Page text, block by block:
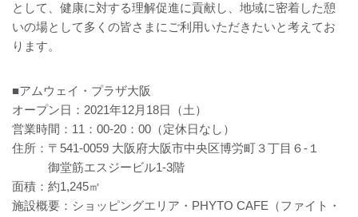
として、健康に対する理解促進に貢献し、地域に密着した憩
いの場として多くの皆さまにご利用いただきたいと考えてお
ります。
■アムウェイ・プラザ大阪
オープン日：2021年12月18日（土）
営業時間：11：00-20：00（定休日なし）
住所：〒541-0059 大阪府大阪市中央区博労町３丁目６-１
御堂筋エスジービル1-3階
面積：約1,245㎡
施設概要：ショッピングエリア・PHYTO CAFE（ファイト・